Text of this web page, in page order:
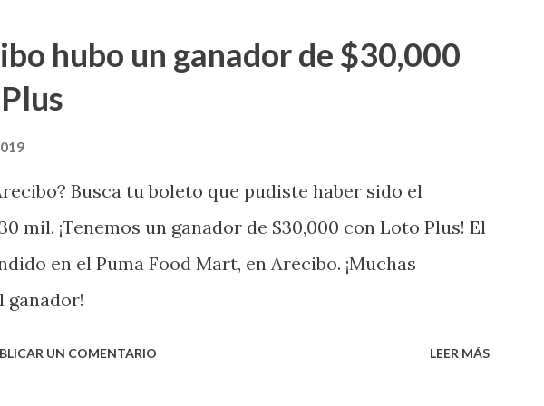
de la Urbanización Las Lomas en el Municipio de
¡Enhorabuena que lo disfrute! ...
hubo un ganador de $30,000
Busca tu boleto que pudiste haber sido el
mil. ¡Tenemos un ganador de $30,000 con Loto Plus! El
en el Puma Food Mart, en Arecibo. ¡Muchas
ganador!
UN COMENTARIO LEER MÁS